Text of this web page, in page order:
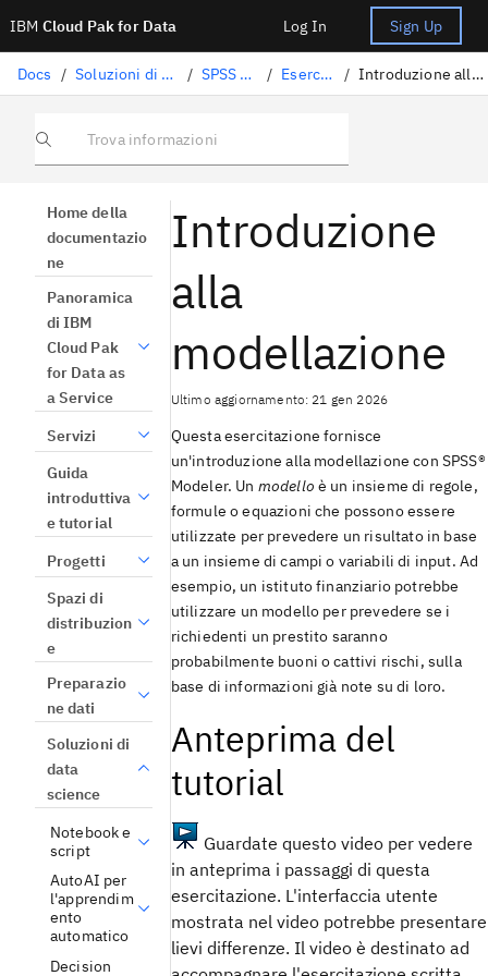
IBM Cloud Pak for Data Log In Sign Up
Docs / Soluzioni di data science / SPSS Modeler / Esercitazioni / Introduzione alla modellazione
Trova informazioni
Home della
documentazio
ne
Panoramica
di IBM
Cloud Pak
for Data as
a Service
Servizi
Guida
introduttiva
e tutorial
Progetti
Spazi di
distribuzion
e
Preparazio
ne dati
Soluzioni di
data
science
Notebook e
script
AutoAI per
l'apprendim
ento
automatico
Decision
Introduzione
alla
modellazione
Ultimo aggiornamento: 21 gen 2026
Questa esercitazione fornisce
un'introduzione alla modellazione con SPSS®
Modeler. Un modello è un insieme di regole,
formule o equazioni che possono essere
utilizzate per prevedere un risultato in base
a un insieme di campi o variabili di input. Ad
esempio, un istituto finanziario potrebbe
utilizzare un modello per prevedere se i
richiedenti un prestito saranno
probabilmente buoni o cattivi rischi, sulla
base di informazioni già note su di loro.
Anteprima del
tutorial
Guardate questo video per vedere
in anteprima i passaggi di questa
esercitazione. L'interfaccia utente
mostrata nel video potrebbe presentare
lievi differenze. Il video è destinato ad